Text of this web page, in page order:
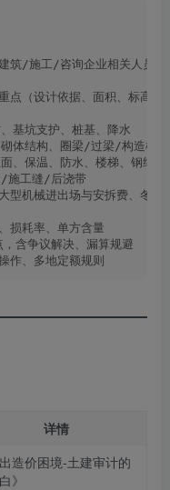
筑/施工/咨询企业相关人员
点（设计依据、面积、标高、
基坑支护、桩基、降水
体结构、圈梁/过梁/构造柱
、保温、防水、楼梯、钢结构
施工缝/后浇带
型机械进出场与安拆费、冬雨
损耗率、单方含量
含争议解决、漏算规避
作、多地定额规则
详情
出造价困境-土建审计的
》